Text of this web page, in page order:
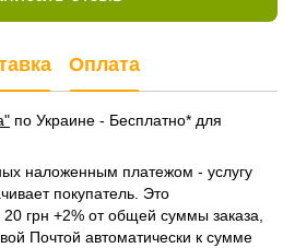
Оплата
по Украине - Бесплатно* для
наложенным платежом - услугу
покупатель. Это
грн +2% от общей суммы заказа,
Почтой автоматически к сумме